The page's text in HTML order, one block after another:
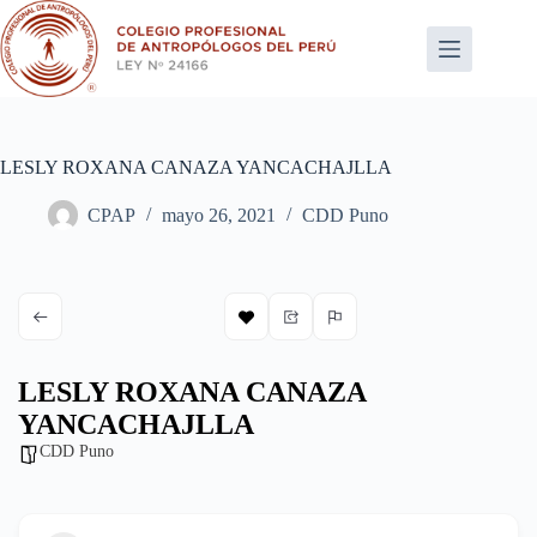
Saltar
al
contenido
LESLY ROXANA CANAZA YANCACHAJLLA
CPAP mayo 26, 2021 CDD Puno
LESLY ROXANA CANAZA
YANCACHAJLLA
CDD Puno